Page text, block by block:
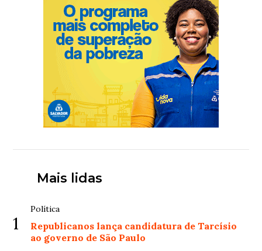
Mais lidas
1
Política
Republicanos lança candidatura de Tarcísio
ao governo de São Paulo